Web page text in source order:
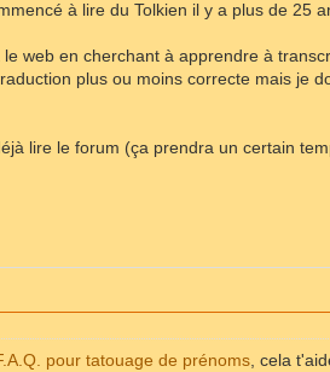
à lire du Tolkien il y a plus de 25
web en cherchant à apprendre à
plus ou moins correcte mais je
lire le forum (ça prendra un certain
pour tatouage de prénoms , cela